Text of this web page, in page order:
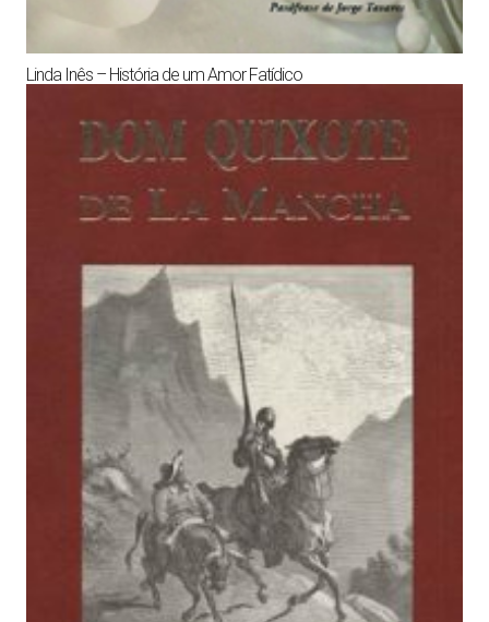
Linda Inês – História de um Amor Fatídico